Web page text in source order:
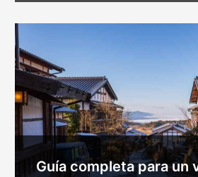
Guía completa para un